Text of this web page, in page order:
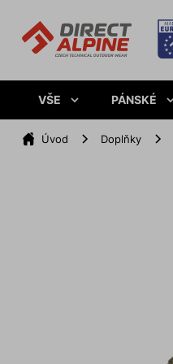
VŠE PÁNSKÉ
Úvod Doplňky